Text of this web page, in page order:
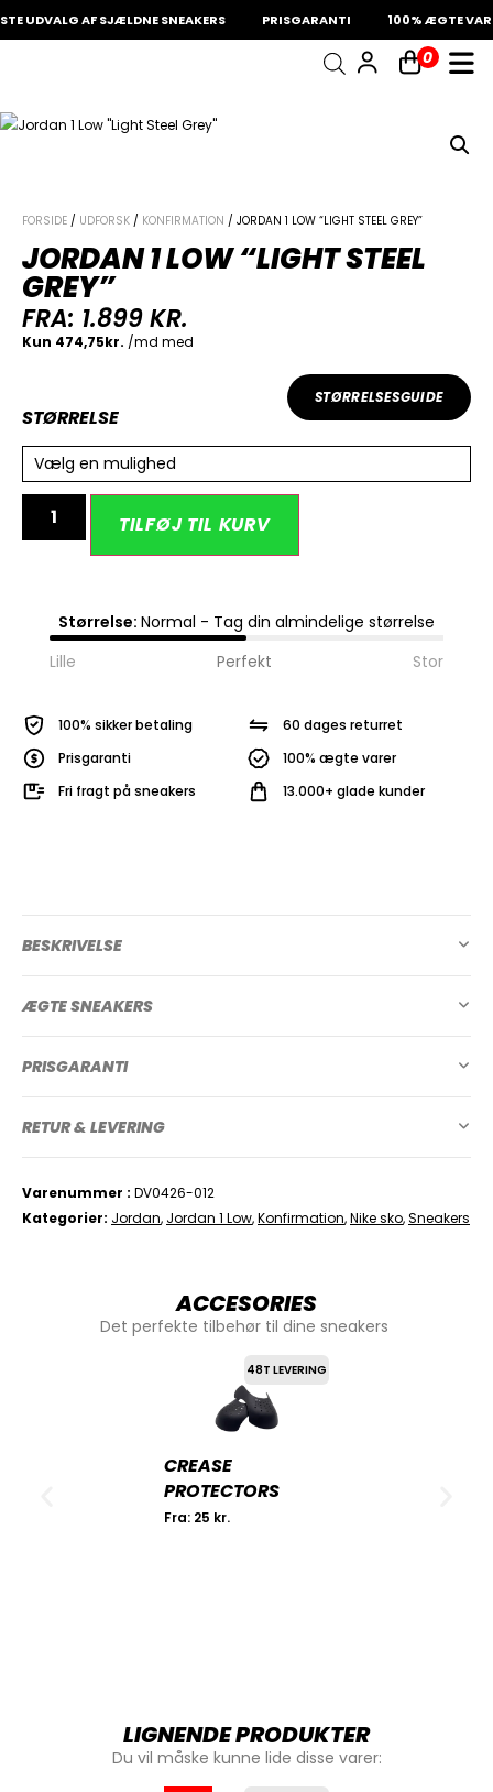
UDVALG AF SJÆLDNE SNEAKERS PRISGARANTI 100% ÆGTE
0
Din kurv er tom.
FORSIDE / UDFORSK / KONFIRMATION / JORDAN 1 LOW “LIGHT STEEL GREY”
JORDAN 1 LOW “LIGHT STEEL
GREY”
FRA: 1.899KR.
STØRRELSESGUIDE
STØRRELSE
Vælg en mulighed
TILFØJ TIL KURV
Størrelse: Normal - Tag din almindelige størrelse
Lille
Perfekt Stor
100% sikker betaling
Prisgaranti
Fri fragt på sneakers
60 dages returret
100% ægte varer
13.000+ glade kunder
BESKRIVELSE
ÆGTE SNEAKERS
PRISGARANTI
RETUR & LEVERING
Varenummer
DV0426-012
Kategorier Jordan, Jordan 1 Low,Konfirmation,Nike sko,Sneakers
ACCESORIES
Det perfekte tilbehør til dine sneakers
48T LEVERING
CREASE
PROTECTORS
Fra: 25 kr.
LIGNENDE PRODUKTER
Du vil måske kunne lide disse varer: